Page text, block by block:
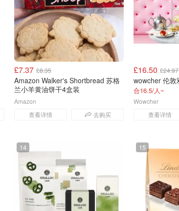
£7.37 £8.35
Amazon Walker's Shortbread 苏格
兰小羊黄油饼干4盒装
查看详情 去购买
Amazon
£16.50 £24.97
合16.5/人~
查看详情
Wowcher
14 15